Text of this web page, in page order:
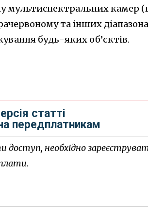
мультиспектральних камер
та інших
будь-яких об’єктів.
статті
передплатникам
необхідно